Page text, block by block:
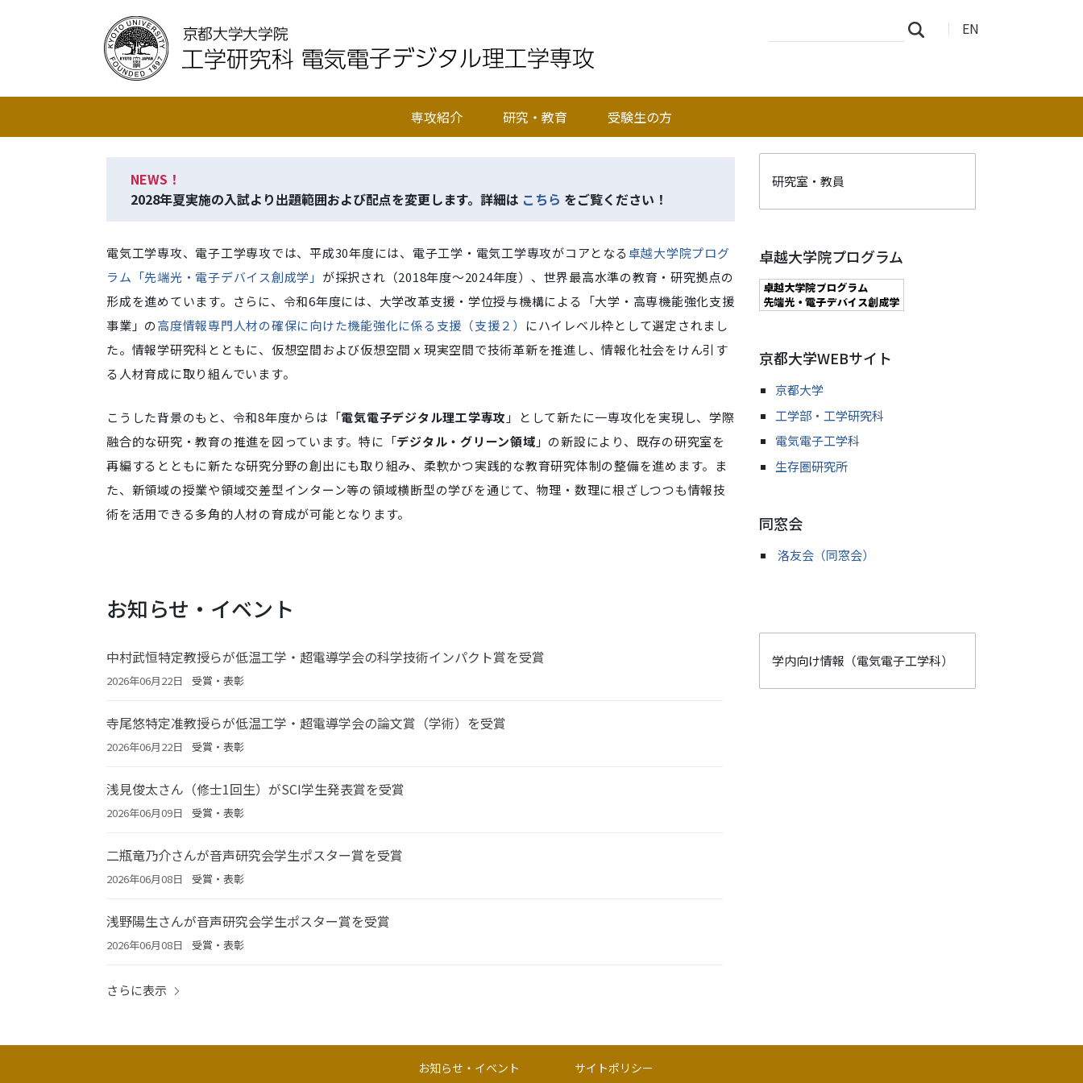
EN
専攻紹介 研究・教育 受験生の方
イ
細
NEWS！
2028年夏実施の入試より出題範囲および配点を変更します。詳細は こちら をご覧ください！
電気工学専攻、電子工学専攻では、平成30年度には、電子工学・電気工学専攻がコアとなる卓越大学院プログ
ラム「先端光・電子デバイス創成学」 が採択され（2018年度～2024年度） 、 世界最高水準の教育・研究拠点の
形成を進めています。さらに、令和6年度には、大学改革支援・学位授与機構による「大学・高専機能強化支援
事業」の高度情報専門人材の確保に向けた機能強化に係る支援（支援２）
にハイレベル枠として選定されまし
た。情報学研究科とともに、仮想空間および仮想空間ｘ現実空間で技術革新を推進し、情報化社会をけん引す
る人材育成に取り組んでいます。
こうした背景のもと、令和8年度からは「電気電子デジタル理工学専攻 」として新たに一専攻化を実現し、学際
融合的な研究・教育の推進を図っています。特に「デジタル・グリーン領域 」の新設により、既存の研究室を
再編するとともに新たな研究分野の創出にも取り組み、柔軟かつ実践的な教育研究体制の整備を進めます。ま
た、新領域の授業や領域交差型インターン等の領域横断型の学びを通じて、物理・数理に根ざしつつも情報技
術を活用できる多角的人材の育成が可能となります。
お知らせ・イベント
中村武恒特定教授らが低温工学・超電導学会の科学技術インパクト賞を受賞
2026年06月22日 受賞・表彰
寺尾悠特定准教授らが低温工学・超電導学会の論文賞（学術）を受賞
2026年06月22日 受賞・表彰
浅見俊太さん（修士1回生）がSCI学生発表賞を受賞
2026年06月09日 受賞・表彰
二瓶竜乃介さんが音声研究会学生ポスター賞を受賞
2026年06月08日 受賞・表彰
浅野陽生さんが音声研究会学生ポスター賞を受賞
2026年06月08日 受賞・表彰
さらに表示
研究室・教員
卓越大学院プログラム
京都大学WEBサイト
京都大学
工学部・工学研究科
電気電子工学科
生存圏研究所
同窓会
洛友会（同窓会）
学内向け情報 （電気電子工学科）
お知らせ・イベント サイトポリシー